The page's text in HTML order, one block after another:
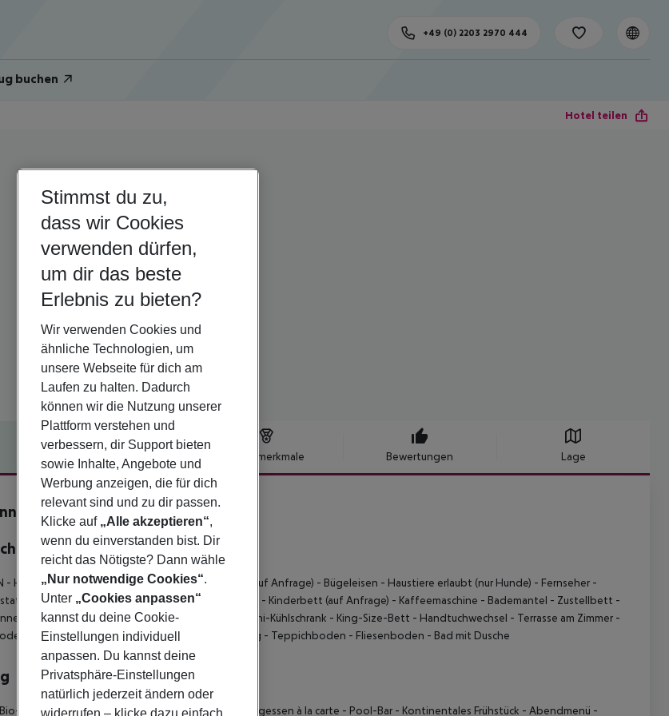
buchen
+49 (0) 2203 2970 444
Hotel teilen
Hotelbeschreibung Hotelmerkmale Bewertungen Lage
- Haustiere erlaubt- Strandstühle- Kinderbetten (auf Anfrage) - Bügeleisen - Haustiere erlaubt (nur Hunde) - Fernseher -
Bad- Haartrockner- Zimmersafe - Kinderbett (auf Anfrage) - Kaffeemaschine - Bademantel - Zustellbett -
- Gartenblick- Poolblick- Balkon - Mini-Kühlschrank - King-Size-Bett - Handtuchwechsel - Terrasse am Zimmer -
Badewanne- Minibar- Tee-/Kaffeezubereitung - Teppichboden - Fliesenboden - Bad mit Dusche
Lebensmittel- Frühstücksbuffet - Buffet - Mittagessen à la carte - Pool-Bar - Kontinentales Frühstück - Abendmenü -
Stimmst du zu,
dass wir Cookies
verwenden dürfen,
um dir das beste
Erlebnis zu bieten?
Wir verwenden Cookies und
ähnliche Technologien, um
unsere Webseite für dich am
Laufen zu halten. Dadurch
können wir die Nutzung unserer
Plattform verstehen und
verbessern, dir Support bieten
sowie Inhalte, Angebote und
Werbung anzeigen, die für dich
relevant sind und zu dir passen.
Klicke auf „Alle akzeptieren“,
wenn du einverstanden bist. Dir
reicht das Nötigste? Dann wähle
„Nur notwendige Cookies“.
Unter „Cookies anpassen“
kannst du deine Cookie-
Einstellungen individuell
anpassen. Du kannst deine
Privatsphäre-Einstellungen
natürlich jederzeit ändern oder